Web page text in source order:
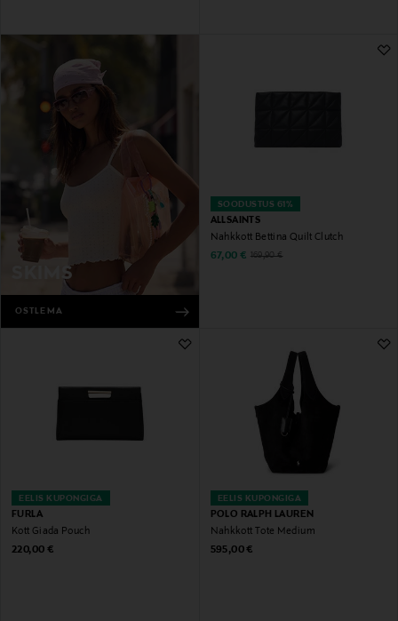
SKIMS
OSTLEMA
SOODUSTUS 61%
ALLSAINTS
Nahkkott Bettina Quilt Clutch
Discounted Price
67,00 € Original Price
169,90 €
EELIS KUPONGIGA
FURLA
Kott Giada Pouch
Original Price
220,00 €
EELIS KUPONGIGA
POLO RALPH LAUREN
Nahkkott Tote Medium
Original Price
595,00 €